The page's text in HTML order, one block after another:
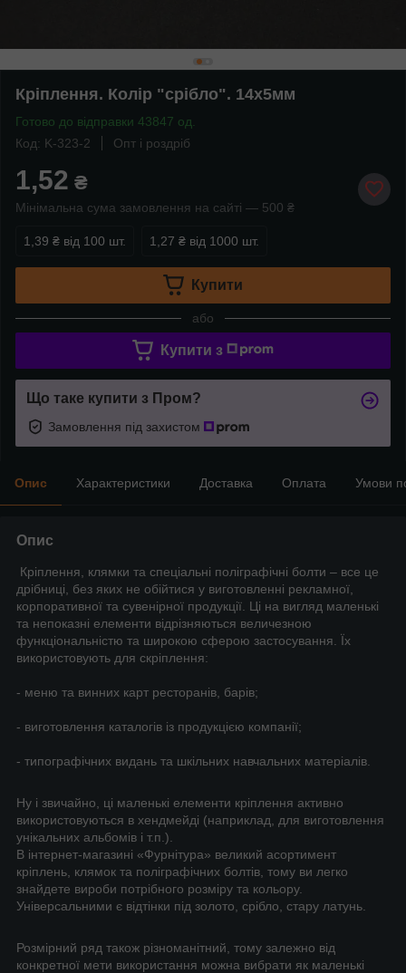
Кріплення. Колір "срібло". 14х5мм
Готово до відправки 43847 од.
Код: K-323-2
Опт і роздріб
1,52 ₴
Мінімальна сума замовлення на сайті — 500 ₴
1,39 ₴ від 100 шт. 1,27 ₴ від 1000 шт.
Купити
або
Купити з
Що таке купити з Пром?
Замовлення під захистом
Опис Характеристики Доставка Оплата Умови
Опис
Кріплення, клямки та спеціальні поліграфічні болти – все це
дрібниці, без яких не обійтися у виготовленні рекламної,
корпоративної та сувенірної продукції. Ці на вигляд маленькі
та непоказні елементи відрізняються величезною
функціональністю та широкою сферою застосування. Їх
використовують для скріплення:
- меню та винних карт ресторанів, барів;
- виготовлення каталогів із продукцією компанії;
- типографічних видань та шкільних навчальних матеріалів.
Ну і звичайно, ці маленькі елементи кріплення активно
використовуються в хендмейді (наприклад, для виготовлення
унікальних альбомів і т.п.).
В інтернет-магазині «Фурнітура» великий асортимент
кріплень, клямок та поліграфічних болтів, тому ви легко
знайдете вироби потрібного розміру та кольору.
Універсальними є відтінки під золото, срібло, стару латунь.
Розмірний ряд також різноманітний, тому залежно від
конкретної мети використання можна вибрати як маленькі